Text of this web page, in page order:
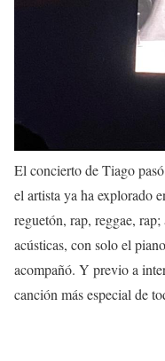
El concierto de Tiago
el artista ya ha explorado
reguetón, rap, reggae,
acústicas, con solo el
acompañó. Y previo a
canción más especial de